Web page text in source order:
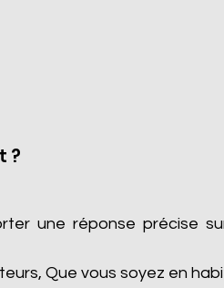
?
une réponse précise
Que vous soyez en